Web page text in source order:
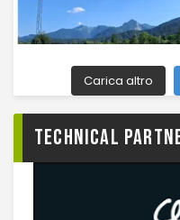
Carica altro
TECHNICAL